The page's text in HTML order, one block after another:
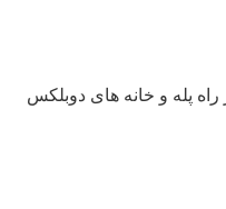
پله و خانه های دوبلکس